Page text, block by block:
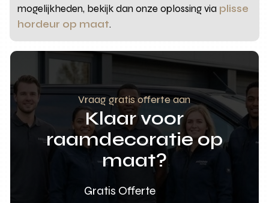
mogelijkheden, bekijk dan onze oplossing via plisse
hordeur op maat.
Vraag gratis offerte aan
Klaar voor
raamdecoratie op
maat?
Gratis Offerte